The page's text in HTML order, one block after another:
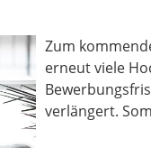
Zum
erneut viele
verlängert.